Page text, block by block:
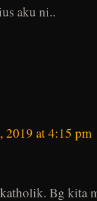
aku ni..
2019 at 4:15 pm
Bg kita